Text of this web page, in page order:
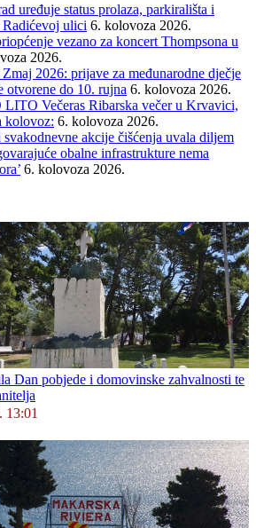
uređuje status prolaza, parkirališta i
Radićevoj ulici 6. kolovoza 2026.
vezano za koncert Thompsona u
2026.
2026: prijave za međunarodne dječje
otvorene do 10. rujna 6. kolovoza 2026.
Večeras Ribarska večer u Krvavici,
kolovoz: 6. kolovoza 2026.
akcije čišćenja uvala diljem
obalne infrastrukture nema
6. kolovoza 2026.
Dan pobjede i domovinske zahvalnosti te
13:01